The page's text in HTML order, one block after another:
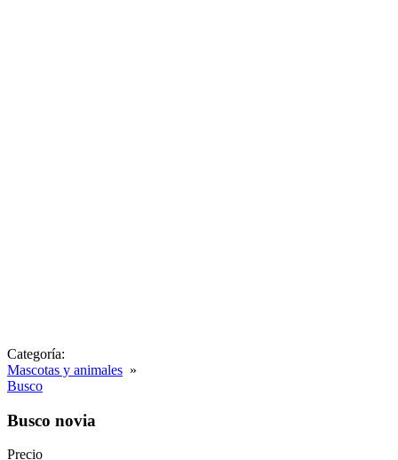
Categoría:
Mascotas y animales »
Busco
Busco novia
Precio